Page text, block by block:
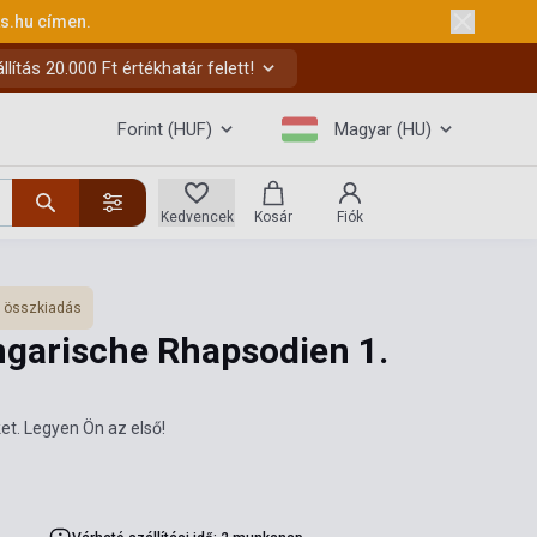
címen.
20.000 Ft értékhatár felett!
Forint (HUF) Magyar (HU)
Kedvencek Kosár Fiók
összkiadás
Rhapsodien 1.
Legyen Ön az első!